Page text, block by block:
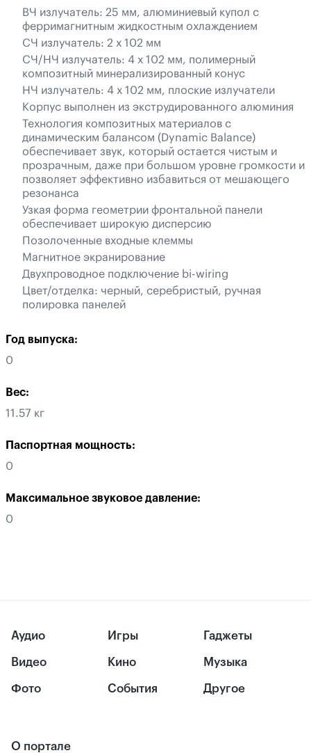
ВЧ излучатель: 25 мм, алюминиевый купол с
ферримагнитным жидкостным охлаждением
СЧ излучатель: 2 х 102 мм
СЧ/НЧ излучатель: 4 х 102 мм, полимерный
композитный минерализированный конус
НЧ излучатель: 4 х 102 мм, плоские излучатели
Корпус выполнен из экструдированного алюминия
Технология композитных материалов с
динамическим балансом (Dynamic Balance)
обеспечивает звук, который остается чистым и
прозрачным, даже при большом уровне громкости и
позволяет эффективно избавиться от мешающего
резонанса
Узкая форма геометрии фронтальной панели
обеспечивает широкую дисперсию
Позолоченные входные клеммы
Магнитное экранирование
Двухпроводное подключение bi-wiring
Цвет/отделка: черный, серебристый, ручная
полировка панелей
Год выпуска:
0
Вес:
11.57 кг
Паспортная мощность:
0
Максимальное звуковое давление:
0
Аудио
Видео
Фото
Игры
Кино
События
Гаджеты
Музыка
Другое
О портале